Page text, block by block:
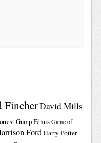
FincherDavid Mills
GumpFémis Game of
FordHarry Potter